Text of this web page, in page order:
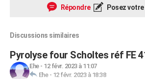
Répondre Posez
Discussions similaires
Pyrolyse four Scholtes réf FE
Ehe- 12 févr. 2023 à 11:07
Ehe- 12 févr. 2023 à 18:38